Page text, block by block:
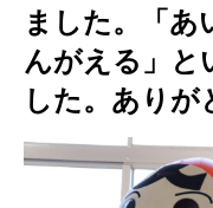
ました。「
んがえる」と
した。ありが